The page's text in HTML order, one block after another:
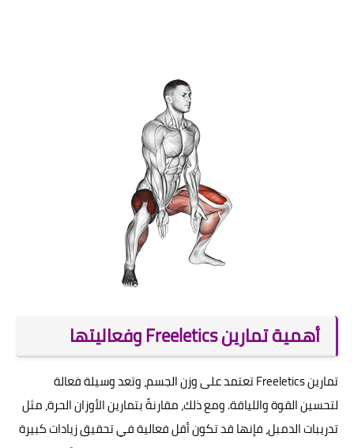
أهمية تمارين Freeletics وفعاليتها
تمارين Freeletics تعتمد على وزن الجسم، وتعد وسيلة فعالة
لتحسين القوة واللياقة. ومع ذلك، مقارنةً بتمارين الأوزان الحرة، مثل
تدريبات الدمبل، فإنها قد تكون أقل فعالية في تحقيق زيادات كبيرة